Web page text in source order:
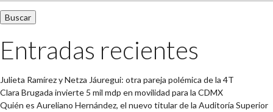
Entradas recientes
Julieta Ramírez y Netza Jáuregui: otra pareja polémica de la 4T
Clara Brugada invierte 5 mil mdp en movilidad para la CDMX
Quién es Aureliano Hernández, el nuevo titular de la Auditoría Superior